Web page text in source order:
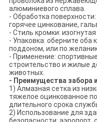
алюминиевого сплава.
- Обработка
горячее цинкование,
- Стиль кромки:
- Упаковка: оберните
поддоном, или по
- Применение:
строительство и жилые
животных.
- Преимущества забора
1) Алмазная сетка из
тяжелое оцинкованное
длительного срока
2) Использование для